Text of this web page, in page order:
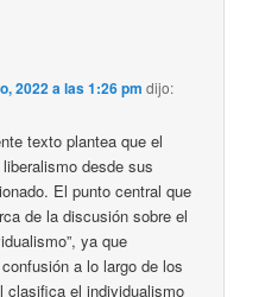
2022 a las 1:26 pm dijo:
texto plantea que el
desde sus
El punto central que
de la discusión sobre el
ya que
a lo largo de los
clasifica el individualismo